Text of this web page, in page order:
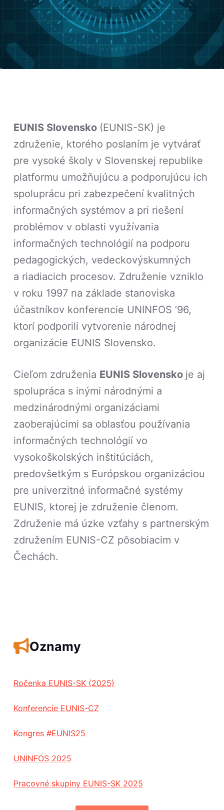
EUNIS Slovensko (EUNIS-SK) je
združenie, ktorého poslaním je vytvárať
pre vysoké školy v Slovenskej republike
platformu umožňujúcu a podporujúcu ich
spoluprácu pri zabezpečení kvalitných
informačných systémov a pri riešení
problémov v oblasti využívania
informačných technológií na podporu
pedagogických, vedeckovýskumných
a riadiacich procesov. Združenie vzniklo
v roku 1997 na základe stanoviska
účastníkov konferencie UNINFOS ’96,
ktorí podporili vytvorenie národnej
organizácie EUNIS Slovensko.
Cieľom združenia EUNIS Slovensko je aj
spolupráca s inými národnými a
medzinárodnými organizáciami
zaoberajúcimi sa oblasťou používania
informačných technológií vo
vysokoškolských inštitúciách,
predovšetkým s Európskou organizáciou
pre univerzitné informačné systémy
EUNIS, ktorej je združenie členom.
Združenie má úzke vzťahy s partnerským
združením EUNIS-CZ pôsobiacim v
Čechách.
Oznamy
Ročenka EUNIS-SK (2025)
Konferencie EUNIS-CZ
Kongres #EUNIS25
UNINFOS 2025
Pracovné skupiny EUNIS-SK 2025